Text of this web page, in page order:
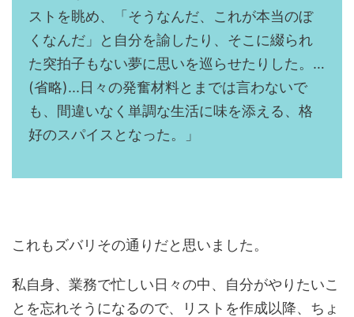
ストを眺め、「そうなんだ、これが本当のぼ
くなんだ」と自分を諭したり、そこに綴られ
た突拍子もない夢に思いを巡らせたりした。…
(省略)...日々の発奮材料とまでは言わないで
も、間違いなく単調な生活に味を添える、格
好のスパイスとなった。」
これもズバリその通りだと思いました。
私自身、業務で忙しい日々の中、自分がやりたいこ
とを忘れそうになるので、リストを作成以降、ちょ